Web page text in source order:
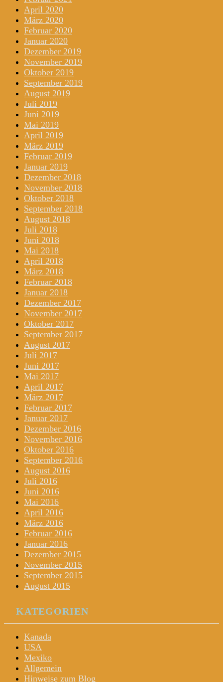
April 2020
März 2020
Februar 2020
Januar 2020
Dezember 2019
November 2019
Oktober 2019
September 2019
August 2019
Juli 2019
Juni 2019
Mai 2019
April 2019
März 2019
Februar 2019
Januar 2019
Dezember 2018
November 2018
Oktober 2018
September 2018
August 2018
Juli 2018
Juni 2018
Mai 2018
April 2018
März 2018
Februar 2018
Januar 2018
Dezember 2017
November 2017
Oktober 2017
September 2017
August 2017
Juli 2017
Juni 2017
Mai 2017
April 2017
März 2017
Februar 2017
Januar 2017
Dezember 2016
November 2016
Oktober 2016
September 2016
August 2016
Juli 2016
Juni 2016
Mai 2016
April 2016
März 2016
Februar 2016
Januar 2016
Dezember 2015
November 2015
September 2015
August 2015
KATEGORIEN
Kanada
USA
Mexiko
Allgemein
Hinweise zum Blog